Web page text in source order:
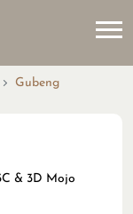
Gubeng
& 3D Mojo